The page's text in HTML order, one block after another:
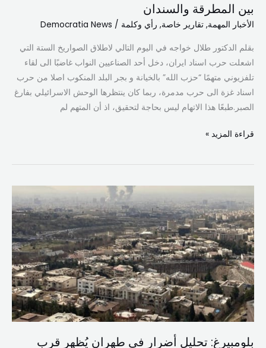
بين المطرقة والسندان
الأخبار المهمة, تقارير خاصة, رأي وكلمة /
Democratia News
بقلم الدكتور طلال خواجه في اليوم التالي لاطلاق الصواريخ الستة التي
اشعلت حرب اسناد ايران، دخل أحد الصناعيين النواب غاضبًا الى لقاء
تلفزيوني متهمًا “حزب الله” بالخيانة و بجر البلد المنكوب اصلا من حرب
اسناد غزة الى حرب مدمرة، ربما كان ينتظرها الوحش الاسرائيلي بفارغ
الصبر.طبعًا هذا الاتهام ليس بحاجة لتحقيق، اذ أن المتهم لم
قراءة المزيد »
بلومبيرغ: تحليل أضرار في طهران يُظهر قرب
تحليل
أضرار
في
طهران
يُظهر
قرب
منشآت
عسكرية
مواقع